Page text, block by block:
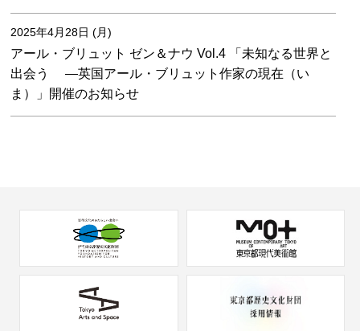
2025年4月28日 (月)
アール・ブリュット ゼン＆ナウ Vol.4 「未知なる世界と
出会う —英国アール・ブリュット作家の現在（い
ま）」開催のお知らせ